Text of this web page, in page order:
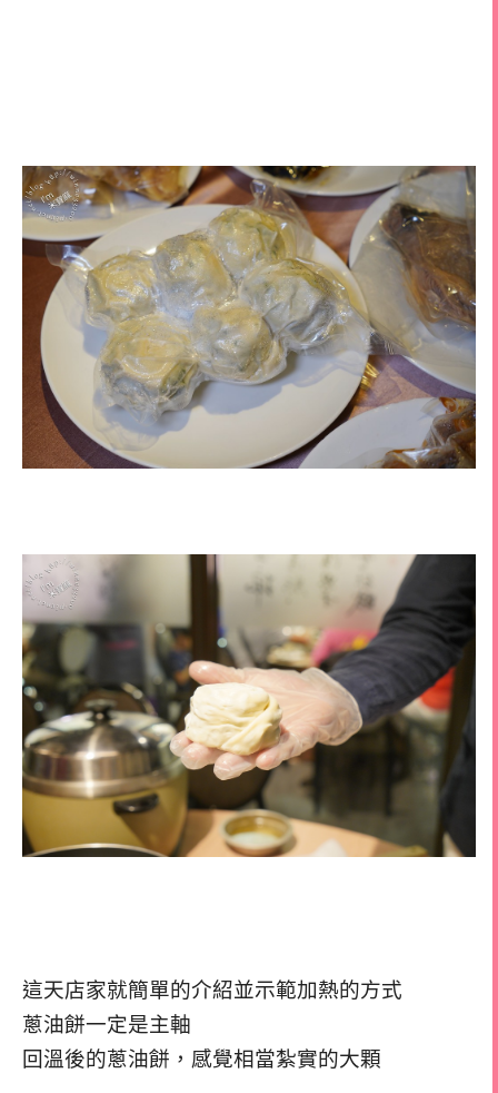
這天店家就簡單的介紹並示範加熱的方式
蔥油餅一定是主軸
回溫後的蔥油餅，感覺相當紮實的大顆